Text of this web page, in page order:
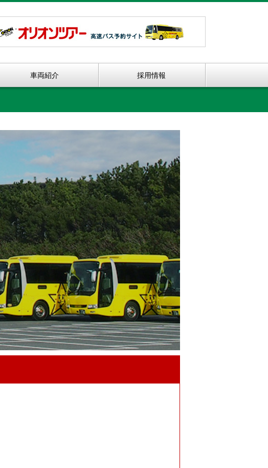
車両紹介 採用情報